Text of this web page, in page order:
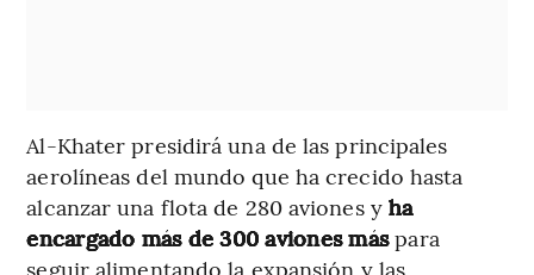
Al-Khater presidirá una de las principales
aerolíneas del mundo que ha crecido hasta
alcanzar una flota de 280 aviones yha
encargado más de 300 aviones máspara
seguir alimentando la expansión y las